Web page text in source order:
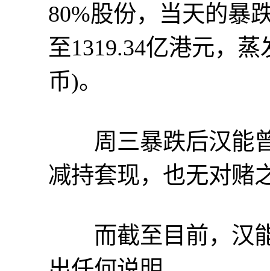
80%股份，当天的暴
至1319.34亿港元，
币)。
周三暴跌后汉能曾
减持套现，也无对赌
而截至目前，汉能